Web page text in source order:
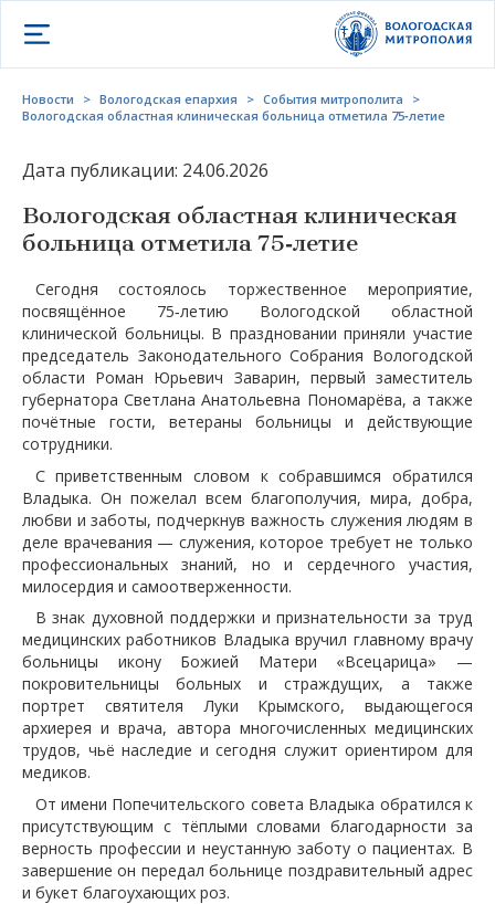
Открыть меню
Новости > Вологодская епархия > События митрополита
>
Вологодская областная клиническая больница отметила 75‑летие
Дата публикации: 24.06.2026
Вологодская областная клиническая
больница отметила 75‑летие
Сегодня состоялось торжественное мероприятие,
посвящённое 75‑летию Вологодской областной
клинической больницы. В праздновании приняли участие
председатель Законодательного Собрания Вологодской
области Роман Юрьевич Заварин, первый заместитель
губернатора Светлана Анатольевна Пономарёва, а также
почётные гости, ветераны больницы и действующие
сотрудники.
С приветственным словом к собравшимся обратился
Владыка. Он пожелал всем благополучия, мира, добра,
любви и заботы, подчеркнув важность служения людям в
деле врачевания — служения, которое требует не только
профессиональных знаний, но и сердечного участия,
милосердия и самоотверженности.
В знак духовной поддержки и признательности за труд
медицинских работников Владыка вручил главному врачу
больницы икону Божией Матери «Всецарица» —
покровительницы больных и страждущих, а также
портрет святителя Луки Крымского, выдающегося
архиерея и врача, автора многочисленных медицинских
трудов, чьё наследие и сегодня служит ориентиром для
медиков.
От имени Попечительского совета Владыка обратился к
присутствующим с тёплыми словами благодарности за
верность профессии и неустанную заботу о пациентах. В
завершение он передал больнице поздравительный адрес
и букет благоухающих роз.